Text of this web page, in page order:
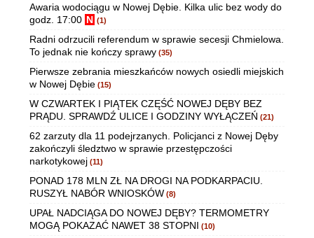
Awaria wodociągu w Nowej Dębie. Kilka ulic bez wody do
godz. 17:00 N (1)
Radni odrzucili referendum w sprawie secesji Chmielowa.
To jednak nie kończy sprawy (35)
Pierwsze zebrania mieszkańców nowych osiedli miejskich
w Nowej Dębie (15)
W CZWARTEK I PIĄTEK CZĘŚĆ NOWEJ DĘBY BEZ
PRĄDU. SPRAWDŹ ULICE I GODZINY WYŁĄCZEŃ (21)
62 zarzuty dla 11 podejrzanych. Policjanci z Nowej Dęby
zakończyli śledztwo w sprawie przestępczości
narkotykowej (11)
PONAD 178 MLN ZŁ NA DROGI NA PODKARPACIU.
RUSZYŁ NABÓR WNIOSKÓW (8)
UPAŁ NADCIĄGA DO NOWEJ DĘBY? TERMOMETRY
MOGĄ POKAZAĆ NAWET 38 STOPNI (10)